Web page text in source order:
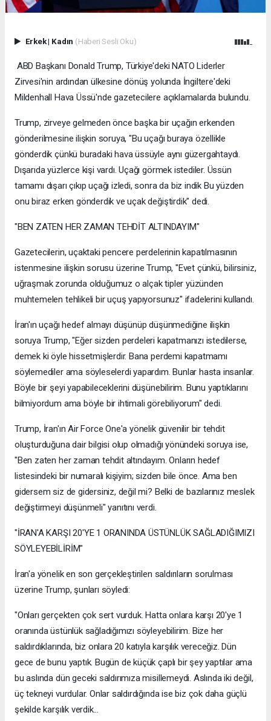
Erkek| Kadın (Haberi Sesli Oku)
ABD Başkanı Donald Trump, Türkiye'deki NATO Liderler
Zirvesi'nin ardından ülkesine dönüş yolunda İngiltere'deki
Mildenhall Hava Üssü'nde gazetecilere açıklamalarda bulundu.
Trump, zirveye gelmeden önce başka bir uçağın erkenden
gönderilmesine ilişkin soruya, "Bu uçağı buraya özellikle
gönderdik çünkü buradaki hava üssüyle aynı güzergahtaydı.
Dışarıda yüzlerce kişi vardı. Uçağı görmek istediler. Üssün
tamamı dışarı çıkıp uçağı izledi, sonra da biz indik Bu yüzden
onu biraz erken gönderdik ve uçak değiştirdik" dedi.
"BEN ZATEN HER ZAMAN TEHDİT ALTINDAYIM"
Gazetecilerin, uçaktaki pencere perdelerinin kapatılmasının
istenmesine ilişkin sorusu üzerine Trump, "Evet çünkü, bilirsiniz,
uğraşmak zorunda olduğumuz o alçak tipler yüzünden
muhtemelen tehlikeli bir uçuş yapıyorsunuz" ifadelerini kullandı.
İran'ın uçağı hedef almayı düşünüp düşünmediğine ilişkin
soruya Trump, "Eğer sizden perdeleri kapatmanızı istedilerse,
demek ki öyle hissetmişlerdir. Bana perdemi kapatmamı
söylemediler ama söyleselerdi yapardım. Bunlar hasta insanlar.
Böyle bir şeyi yapabileceklerini düşünebilirim. Bunu yaptıklarını
bilmiyordum ama böyle bir ihtimali görebiliyorum" dedi.
Trump, İran'ın Air Force One'a yönelik güvenilir bir tehdit
oluşturduğuna dair bilgisi olup olmadığı yönündeki soruya ise,
"Ben zaten her zaman tehdit altındayım. Onların hedef
listesindeki bir numaralı kişiyim; sizden bile önce. Ama ben
gidersem siz de gidersiniz, değil mi? Belki de bazılarınız meslek
değiştirmeyi düşünmeli" yanıtını verdi.
"İRAN'A KARŞI 20'YE 1 ORANINDA ÜSTÜNLÜK SAĞLADIĞIMIZI
SÖYLEYEBİLİRİM"
İran'a yönelik en son gerçekleştirilen saldırıların sorulması
üzerine Trump, şunları söyledi:
"Onları gerçekten çok sert vurduk. Hatta onlara karşı 20'ye 1
oranında üstünlük sağladığımızı söyleyebilirim. Bize her
saldırdıklarında, biz onlara 20 katıyla karşılık vereceğiz. Dün
gece de bunu yaptık. Bugün de küçük çaplı bir şey yaptılar ama
bu aslında dün geceki saldırımıza misillemeydi. Aslında iki değil,
üç tekneyi vurdular. Onlar saldırdığında ise biz çok daha güçlü
şekilde karşılık verdik...